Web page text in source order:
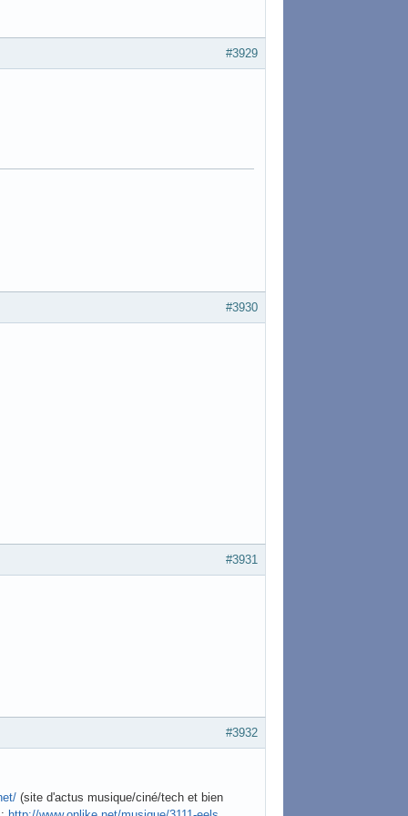
#3929
#3930
#3931
#3932
(site d'actus musique/ciné/tech et bien